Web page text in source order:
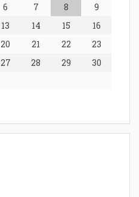
6 7 8
9
13 14 15
16
20 21 22
23
27 28 29
30